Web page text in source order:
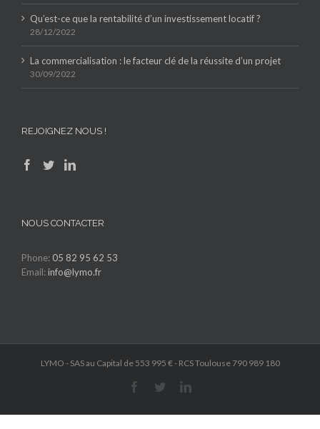
Qu’est-ce que la rentabilité d’un investissement locatif ?
28/12/2022
La commercialisation : le facteur clé de la réussite d’un projet
30/09/2022
REJOIGNEZ NOUS !
NOUS CONTACTER
Phone: 05 82 95 62 53
Email:info@lymo.fr
LYMO - SAS au Capital de 553 995 € - RCS Toulouse 790 989 180
FacebookTwitterLinkedIn